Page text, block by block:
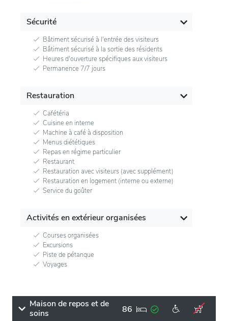
Sécurité
Bâtiment sécurisé à l'entrée des visiteurs
Bâtiment sécurisé à la sortie des résidents
Heures d'ouverture spécifiques aux visiteurs
Permanence 7/7 jours
Restauration
Cafétéria
Cuisine en interne
Machine à café à disposition
Menus diététiques
Repas en régime particulier
Restaurant
Restauration avec visiteurs (avec supplément)
Restauration en logement (interne ou externe)
Service du goûter
Activités en extérieur organisées
Courses organisées
Excursions
Piste de pétanque
Voyages
Maison de repos et de
soins
86